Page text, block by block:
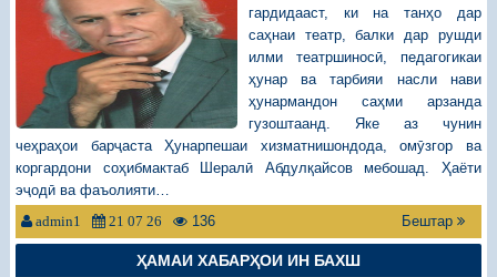
гардидааст, ки на танҳо дар
саҳнаи театр, балки дар рушди
илми театршиносӣ, педагогикаи
ҳунар ва тарбияи насли нави
ҳунармандон саҳми арзанда
гузоштаанд. Яке аз чунин
чеҳраҳои барҷаста Ҳунарпешаи хизматнишондода, омӯзгор ва
коргардони соҳибмактаб Шералӣ Абдулқайсов мебошад. Ҳаёти
эҷодӣ ва фаъолияти…
admin1 21 07 26 136 Бештар
ҲАМАИ ХАБАРҲОИ ИН БАХШ